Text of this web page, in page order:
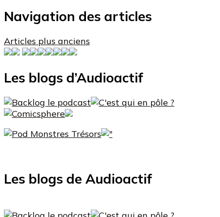
Navigation des articles
Articles plus anciens
Les blogs d’Audioactif
Les blogs de Audioactif